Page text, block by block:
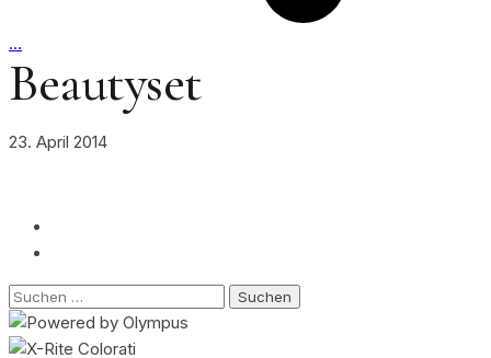
…
Beautyset
23. April 2014
Suchen
nach: